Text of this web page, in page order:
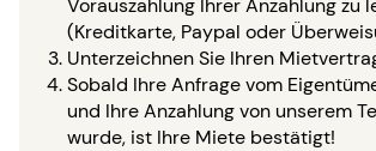
(Kreditkarte, Paypal oder
Unterzeichnen Sie Ihren
Sobald Ihre Anfrage vom
und Ihre Anzahlung von unserem
wurde, ist Ihre Miete bestätigt!